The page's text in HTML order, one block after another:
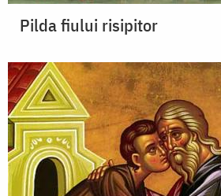
Pilda fiului risipitor